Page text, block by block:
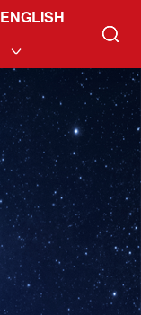
ENGLISH